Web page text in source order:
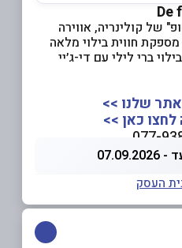
של קולינריה, אווירה
חווית בילוי מלאה
ברי לילי עם די-ג׳יי
שלנו >>
כאן >>
העסק